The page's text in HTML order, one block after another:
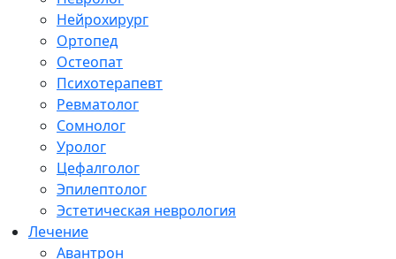
Нейрохирург
Ортопед
Остеопат
Психотерапевт
Ревматолог
Сомнолог
Уролог
Цефалголог
Эпилептолог
Эстетическая неврология
Лечение
Авантрон